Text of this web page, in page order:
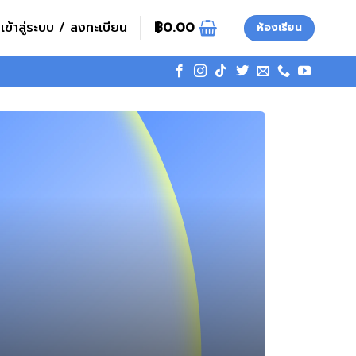
เข้าสู่ระบบ / ลงทะเบียน ฿0.00 ห้องเรียน